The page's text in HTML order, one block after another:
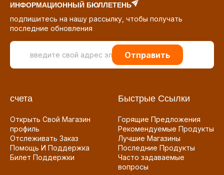
ИНФОРМАЦИОННЫЙ БЮЛЛЕТЕНЬ
подпишитесь на нашу рассылку, чтобы получать
последние обновления
Отправить
счета
Открыть Свой Магазин
профиль
Отслеживать Заказ
Помощь И Поддержка
Билет Поддержки
Быстрые Ссылки
Горящие Предложения
Рекомендуемые Продукты
Лучшие Магазины
Последние Продукты
Часто задаваемые
вопросы